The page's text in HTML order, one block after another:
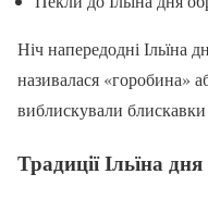
Ніч напередодні Ільїна
називалася «горобина»
виблискували блискавки
Традиції Ільїна дня